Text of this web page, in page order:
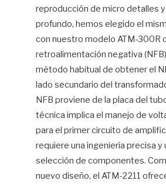
reproducción de micro detalles
profundo, hemos elegido el
con nuestro modelo ATM-300R
retroalimentación negativa
método habitual de obtener el
lado secundario del
NFB proviene de la placa del
técnica implica el manejo de
para el primer circuito de
requiere una ingeniería precisa y
selección de componentes.
nuevo diseño, el ATM-2211